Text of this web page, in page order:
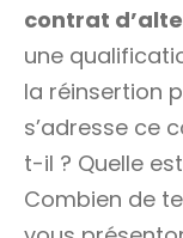
contrat
une
la réinsertion
s’adresse ce
t-il ? Quelle
Combien de